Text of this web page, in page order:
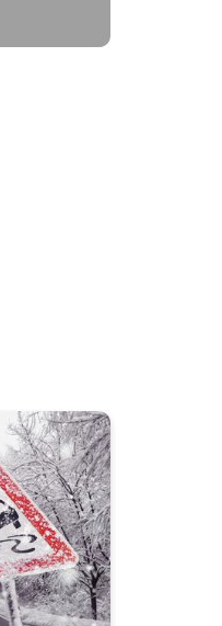
Rizik od proklizavanja. . .